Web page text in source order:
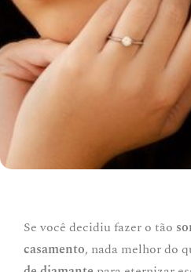
Se você decidiu fazer o tão
casamento, nada melhor do